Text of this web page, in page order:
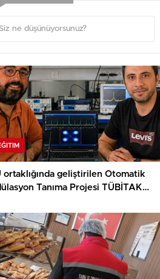
ortaklığında geliştirilen Otomatik
Tanıma Projesi TÜBİTAK